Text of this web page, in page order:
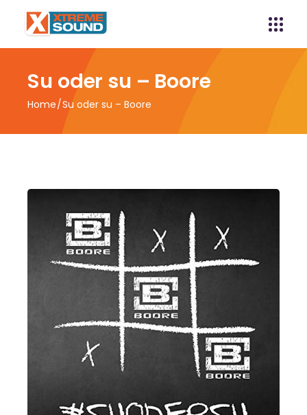
Su oder su – Boore
Home Su oder su – Boore